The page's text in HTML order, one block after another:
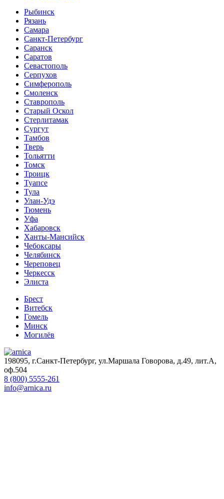
Рыбинск
Рязань
Самара
Санкт-Петербург
Саранск
Саратов
Севастополь
Серпухов
Симферополь
Смоленск
Ставрополь
Старый Оскол
Стерлитамак
Сургут
Тамбов
Тверь
Тольятти
Томск
Троицк
Туапсе
Тула
Улан-Удэ
Тюмень
Уфа
Хабаровск
Ханты-Мансийск
Чебоксары
Челябинск
Череповец
Черкесск
Элиста
Брест
Витебск
Гомель
Минск
Могилёв
198095, г.Санкт-Петербург, ул.Маршала Говорова, д.49, лит.А,
оф.504
8 (800) 5555-261
info@arnica.ru